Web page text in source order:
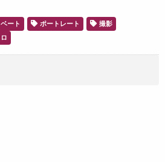
ート ポートレート
撮影